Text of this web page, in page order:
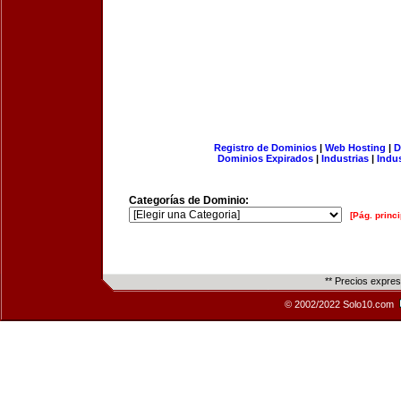
Registro de Dominios| Web Hosting |
Dominios Expirados | Industrias |
Categorías de Dominio:
[Pág.
** Precios
© 2002/2022 Solo10.com